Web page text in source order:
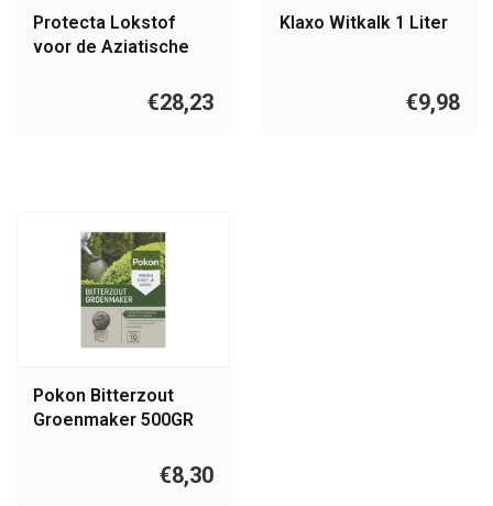
Protecta Lokstof
voor de Aziatische
€28,23
Klaxo Witkalk 1 Liter
€9,98
Pokon Bitterzout
Groenmaker 500GR
€8,30